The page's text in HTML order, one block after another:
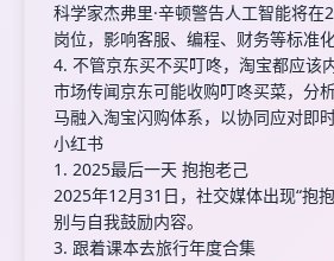
科学家杰弗里·辛顿警告人工智能将在
岗位，影响客服、编程、财务等标准化
4. 不管京东买不买叮咚，淘宝都应该
市场传闻京东可能收购叮咚买菜，分
马融入淘宝闪购体系，以协同应对即时
小红书
1. 2025最后一天 抱抱老己
2025年12月31日，社交媒体出现“抱
别与自我鼓励内容。
3. 跟着课本去旅行年度合集